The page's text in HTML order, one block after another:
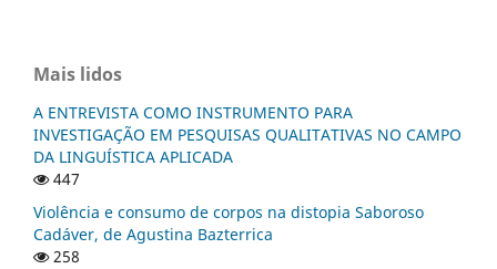
Mais lidos
A ENTREVISTA COMO INSTRUMENTO PARA
INVESTIGAÇÃO EM PESQUISAS QUALITATIVAS NO CAMPO
DA LINGUÍSTICA APLICADA
447
Violência e consumo de corpos na distopia Saboroso
Cadáver, de Agustina Bazterrica
258